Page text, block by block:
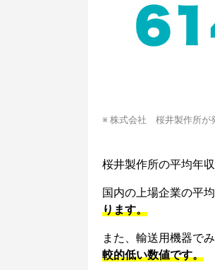
※ 株式会社 桜井製作所が
桜井製作所の平均年
国内の上場企業の平
ります。
また、輸送用機器で
較的低い数値です。